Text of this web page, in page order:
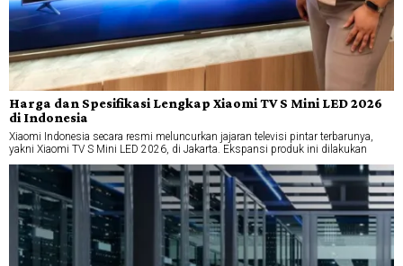
Harga dan Spesifikasi Lengkap Xiaomi TV S Mini LED 2026
di Indonesia
Xiaomi Indonesia secara resmi meluncurkan jajaran televisi pintar terbarunya,
yakni Xiaomi TV S Mini LED 2026, di Jakarta. Ekspansi produk ini dilakukan